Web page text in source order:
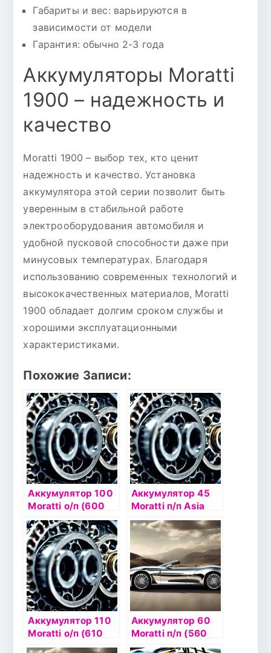
Габариты и вес: варьируются в
зависимости от модели
Гарантия: обычно 2-3 года
Аккумуляторы Moratti
1900 – надежность и
качество
Moratti 1900 – выбор тех, кто ценит
надежность и качество. Установка
аккумулятора этой серии позволит быть
уверенным в стабильной работе
электрооборудования автомобиля и
удобной пусковой способности даже при
минусовых температурах. Благодаря
использованию современных технологий и
высококачественных материалов, Moratti
1900 обладает долгим сроком службы и
хорошими эксплуатационными
характеристиками.
Похожие Записи:
Аккумулятор 100
Moratti о/п (600
044 092)
Аккумулятор 45
Moratti п/п Asia
Uni 42B20R
Аккумулятор 110
Moratti о/п (610
044 100)
Аккумулятор 60
Moratti п/п (560
065 060)